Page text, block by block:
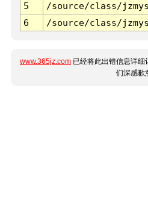
5
/source/class/
6
/source/class/
www.365jz.com 已经将此出错信息详
们深感歉